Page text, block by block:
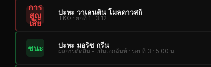
การ
สูญ
เสีย
ปะทะ วาเลนติน โมลดาวสกี
TKO · ยกที่ 1 · 3:12
ชนะ ปะทะ มอริซ กรีน
ผลการตัดสิน - เป็นเอกฉันท์ · รอบที่ 3 · 5:00 น.